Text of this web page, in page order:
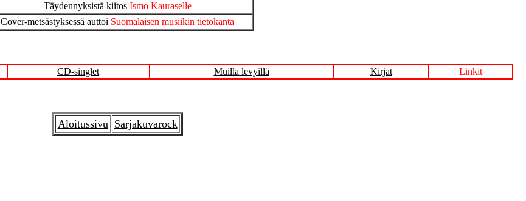
Täydennyksistä kiitos Ismo Kauraselle
Cover-metsästyksessä auttoi Suomalaisen musiikin tietokanta
CD-singlet Muilla levyillä Kirjat Linkit
Aloitussivu Sarjakuvarock